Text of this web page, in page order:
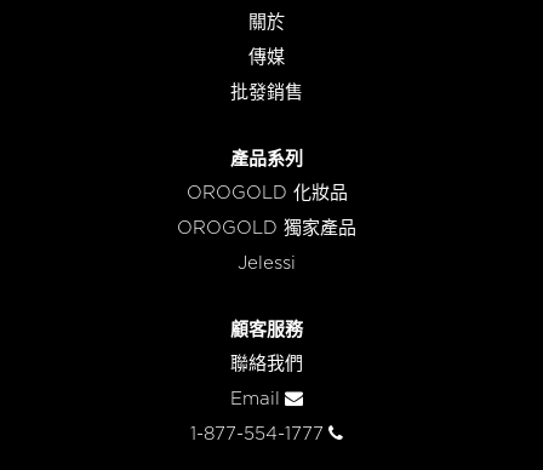
關於
傳媒
批發銷售
產品系列
OROGOLD 化妝品
OROGOLD 獨家產品
Jelessi
顧客服務
聯絡我們
Email
1-877-554-1777